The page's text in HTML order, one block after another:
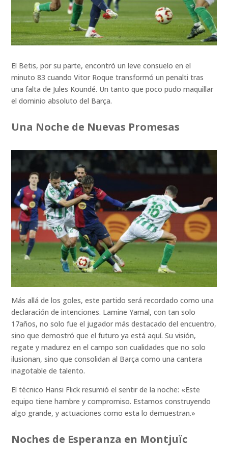
El Betis, por su parte, encontró un leve consuelo en el
minuto 83 cuando Vitor Roque transformó un penalti tras
una falta de Jules Koundé. Un tanto que poco pudo maquillar
el dominio absoluto del Barça.
Una Noche de Nuevas Promesas
Más allá de los goles, este partido será recordado como una
declaración de intenciones. Lamine Yamal, con tan solo
17años, no solo fue el jugador más destacado del encuentro,
sino que demostró que el futuro ya está aquí. Su visión,
regate y madurez en el campo son cualidades que no solo
ilusionan, sino que consolidan al Barça como una cantera
inagotable de talento.
El técnico Hansi Flick resumió el sentir de la noche: «Este
equipo tiene hambre y compromiso. Estamos construyendo
algo grande, y actuaciones como esta lo demuestran.»
Noches de Esperanza en Montjuïc